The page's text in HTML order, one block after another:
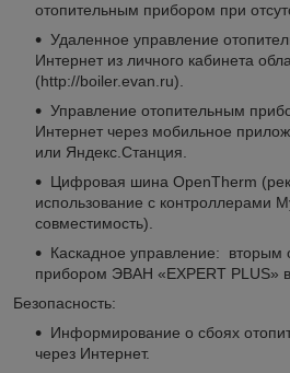
отопительным прибором при
Удаленное управление
Интернет из личного кабинета
(http://boiler.evan.ru).
Управление отопительным
Интернет через мобильное
или Яндекс.Станция.
Цифровая шина OpenTherm
использование с контроллерами
совместимость).
Каскадное управление: вторым
прибором ЭВАН «EXPERT PLUS»
Безопасность:
Информирование о сбоях
через Интернет.